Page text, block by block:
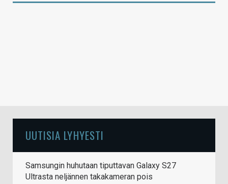
UUTISIA LYHYESTI
Samsungin huhutaan tiputtavan Galaxy S27
Ultrasta neljännen takakameran pois